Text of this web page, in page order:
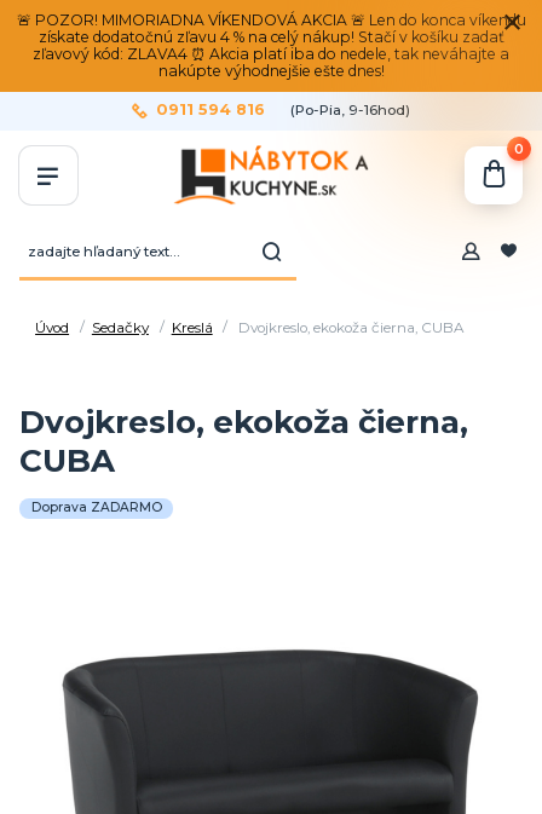
🚨 POZOR! MIMORIADNA VÍKENDOVÁ AKCIA 🚨 Len do konca víkendu
získate dodatočnú zľavu 4 % na celý nákup! Stačí v košíku zadať
zľavový kód: ZLAVA4 ⏰ Akcia platí iba do nedele, tak neváhajte a
nakúpte výhodnejšie ešte dnes!
0911 594 816 (Po-Pia, 9-16hod)
0
Úvod Sedačky Kreslá Dvojkreslo, ekokoža čierna, CUBA
Dvojkreslo, ekokoža čierna,
CUBA
Doprava ZADARMO